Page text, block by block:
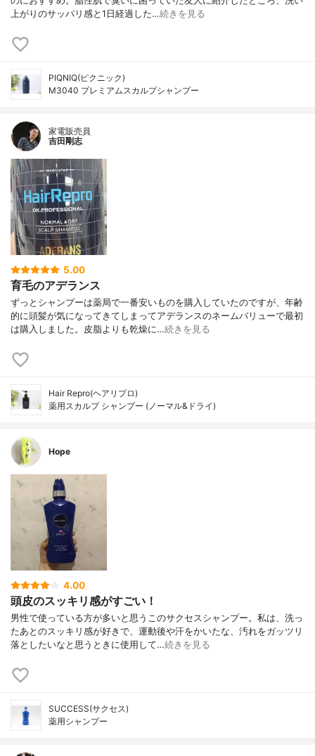
上がりのサッパリ感と1日経過した…続きを見る
PIQNIQ(ピクニック)
M3040 プレミアムスカルプシャンプー
家電販売員
吉田剛志
5.00
育毛のアデランス
ずっとシャンプーは薬局で一番安いものを購入していたのですが、年齢
的に頭髪が気になってきてしまってアデランスのネームバリューで最初
は購入しました。皮脂よりも乾燥に…続きを見る
Hair Repro(ヘアリプロ)
薬用スカルプ シャンプー (ノーマル&ドライ)
Hope
4.00
頭皮のスッキリ感がすごい！
男性で使っている方が多いと思うこのサクセスシャンプー。私は、洗っ
たあとのスッキリ感が好きで、運動後や汗をかいたな、汚れをガッツリ
落としたいなと思うときに使用して…続きを見る
SUCCESS(サクセス)
薬用シャンプー